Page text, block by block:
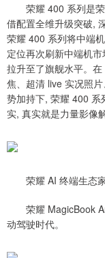
荣耀 400 系列是荣
借配置全维升级突破,
荣耀 400 系列将中端
定位再次刷新中端机
拉升至了旗舰水平。
焦、超清 live 实况照
势加持下, 荣耀 400 系
实, 真实就是力量影像
荣耀 AI 终端生态家
荣耀 MagicBook
动驾驶时代。